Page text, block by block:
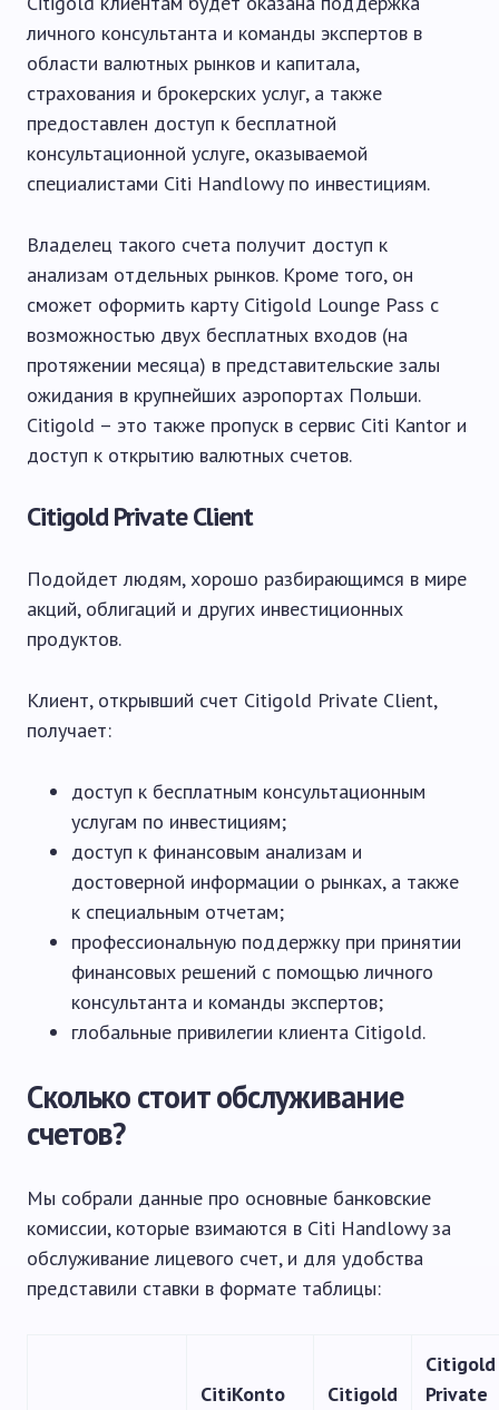
личного консультанта и команды экспертов в
области валютных рынков и капитала,
страхования и брокерских услуг, а также
предоставлен доступ к бесплатной
консультационной услуге, оказываемой
специалистами Citi Handlowy по инвестициям.
Владелец такого счета получит доступ к
анализам отдельных рынков. Кроме того, он
сможет оформить карту Citigold Lounge Pass с
возможностью двух бесплатных входов (на
протяжении месяца) в представительские залы
ожидания в крупнейших аэропортах Польши.
Citigold – это также пропуск в сервис Citi Kantor и
доступ к открытию валютных счетов.
Citigold Private Client
Подойдет людям, хорошо разбирающимся в мире
акций, облигаций и других инвестиционных
продуктов.
Клиент, открывший счет Citigold Private Client,
получает:
доступ к бесплатным консультационным
услугам по инвестициям;
доступ к финансовым анализам и
достоверной информации о рынках, а также
к специальным отчетам;
профессиональную поддержку при принятии
финансовых решений с помощью личного
консультанта и команды экспертов;
глобальные привилегии клиента Citigold.
Сколько стоит обслуживание
счетов?
Мы собрали данные про основные банковские
комиссии, которые взимаются в Citi Handlowy за
обслуживание лицевого счет, и для удобства
представили ставки в формате таблицы:
CitiKonto Citigold
Citigold
Private